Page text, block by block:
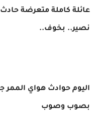
عائلة كاملة متعرضة
نصير.. بخوف..
اليوم حوادث هواي
بصوب وصوب